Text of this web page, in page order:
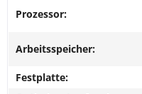
Prozessor:
Arbeitsspeicher:
Festplatte: